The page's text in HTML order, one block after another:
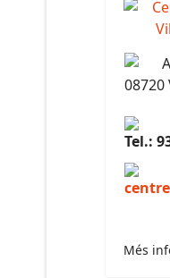
08720
Tel.:
Més